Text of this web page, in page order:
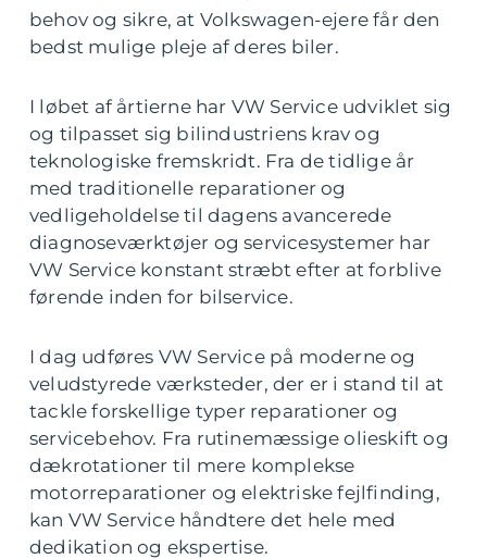
behov og sikre, at Volkswagen-ejere får den
bedst mulige pleje af deres biler.
I løbet af årtierne har VW Service udviklet sig
og tilpasset sig bilindustriens krav og
teknologiske fremskridt. Fra de tidlige år
med traditionelle reparationer og
vedligeholdelse til dagens avancerede
diagnoseværktøjer og servicesystemer har
VW Service konstant stræbt efter at forblive
førende inden for bilservice.
I dag udføres VW Service på moderne og
veludstyrede værksteder, der er i stand til at
tackle forskellige typer reparationer og
servicebehov. Fra rutinemæssige olieskift og
dækrotationer til mere komplekse
motorreparationer og elektriske fejlfinding,
kan VW Service håndtere det hele med
dedikation og ekspertise.